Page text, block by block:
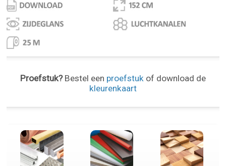
Proefstuk?Bestel een proefstukof download de
kleurenkaart